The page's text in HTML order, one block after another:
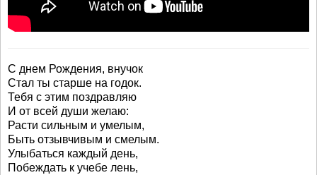
С днем Рождения, внучок
Стал ты старше на годок.
Тебя с этим поздравляю
И от всей души желаю:
Расти сильным и умелым,
Быть отзывчивым и смелым.
Улыбаться каждый день,
Побеждать к учебе лень,